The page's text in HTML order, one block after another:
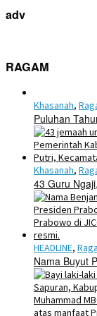
adv
RAGAM
Khasanah,
Puluhan
Khasanah,
43 Guru
HEADLINE,
Nama Buyut